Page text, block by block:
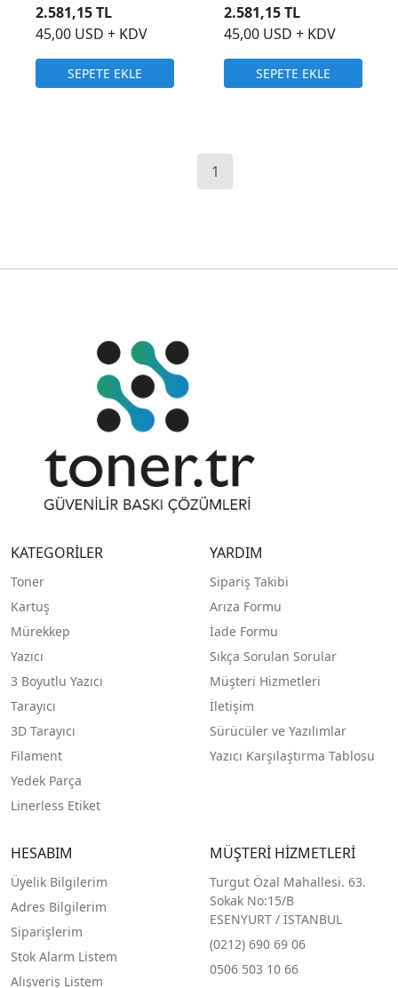
Muadil Kartuş 20.000
Sayfa
45,00 USD + KDV
2.581,15 TL
SEPETE EKLE
Kartuş 20.000 Sayfa
45,00 USD + KDV
2.581,15 TL
SEPETE EKLE
1
KATEGORİLER
Toner
Kartuş
Mürekkep
Yazıcı
3 Boyutlu Yazıcı
Tarayıcı
3D Tarayıcı
Filament
Yedek Parça
Linerless Etiket
YARDIM
Sipariş Takibi
Arıza Formu
İade Formu
Sıkça Sorulan Sorular
Müşteri Hizmetleri
İletişim
Sürücüler ve Yazılımlar
Yazıcı Karşılaştırma Tablosu
HESABIM
Üyelik Bilgilerim
Adres Bilgilerim
Siparişlerim
Stok Alarm Listem
Alışveriş Listem
MÜŞTERİ HİZMETLERİ
Turgut Özal Mahallesi. 63.
Sokak No:15/B
ESENYURT / İSTANBUL
(0212) 690 69 06
0506 503 10 66